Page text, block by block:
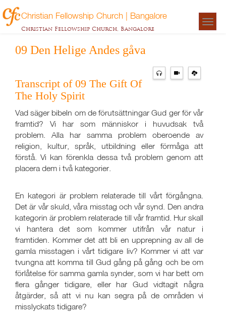
Christian Fellowship Church | Bangalore
Christian Fellowship Church, Bangalore
09 Den Helige Andes gåva
Transcript of 09 The Gift Of
The Holy Spirit
Vad säger bibeln om de förutsättningar Gud ger för vår
framtid? Vi har som människor i huvudsak två
problem. Alla har samma problem oberoende av
religion, kultur, språk, utbildning eller förmåga att
förstå. Vi kan förenkla dessa två problem genom att
placera dem i två kategorier.
En kategori är problem relaterade till vårt förgångna.
Det är vår skuld, våra misstag och vår synd. Den andra
kategorin är problem relaterade till vår framtid. Hur skall
vi hantera det som kommer utifrån vår natur i
framtiden. Kommer det att bli en upprepning av all de
gamla misstagen i vårt tidigare liv? Kommer vi att var
tvungna att komma till Gud gång på gång och be om
förlåtelse för samma gamla synder, som vi har bett om
flera gånger tidigare, eller har Gud vidtagit några
åtgärder, så att vi nu kan segra på de områden vi
misslyckats tidigare?